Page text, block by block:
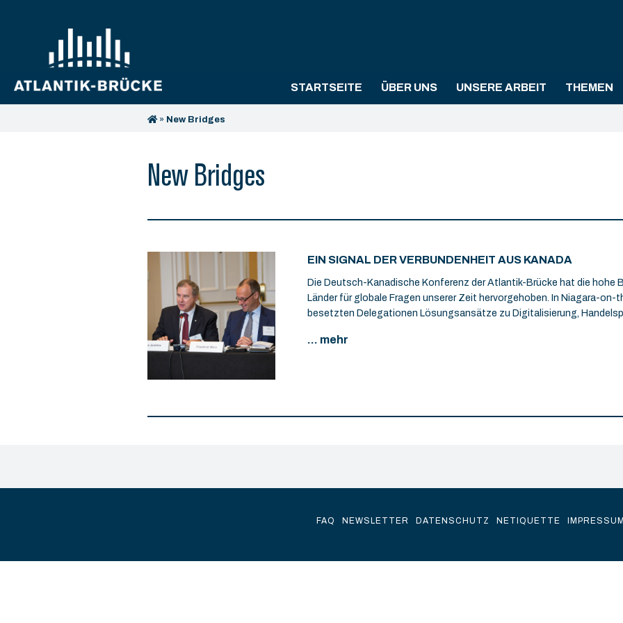
STARTSEITE ÜBER UNS UNSERE ARBEIT THEMEN
» New Bridges
New Bridges
EIN SIGNAL DER VERBUNDENHEIT AUS KANADA
Die Deutsch-Kanadische Konferenz der Atlantik-Brücke hat die hohe
Länder für globale Fragen unserer Zeit hervorgehoben. In Niagara-
besetzten Delegationen Lösungsansätze zu Digitalisierung,
... mehr
FAQ NEWSLETTER DATENSCHUTZ NETIQUETTE IMPRESSUM